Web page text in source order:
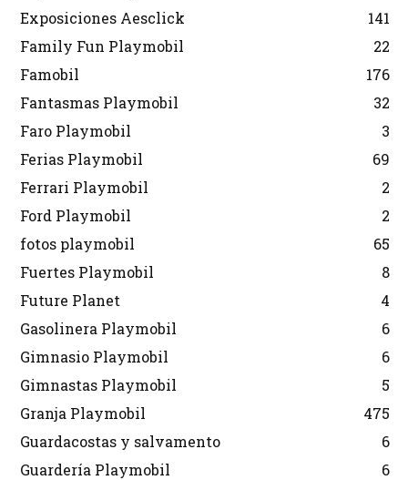
Exposiciones Aesclick
141
Family Fun Playmobil
22
Famobil
176
Fantasmas Playmobil
32
Faro Playmobil
3
Ferias Playmobil
69
Ferrari Playmobil
2
Ford Playmobil
2
fotos playmobil
65
Fuertes Playmobil
8
Future Planet
4
Gasolinera Playmobil
6
Gimnasio Playmobil
6
Gimnastas Playmobil
5
Granja Playmobil
475
Guardacostas y salvamento
6
Guardería Playmobil
6